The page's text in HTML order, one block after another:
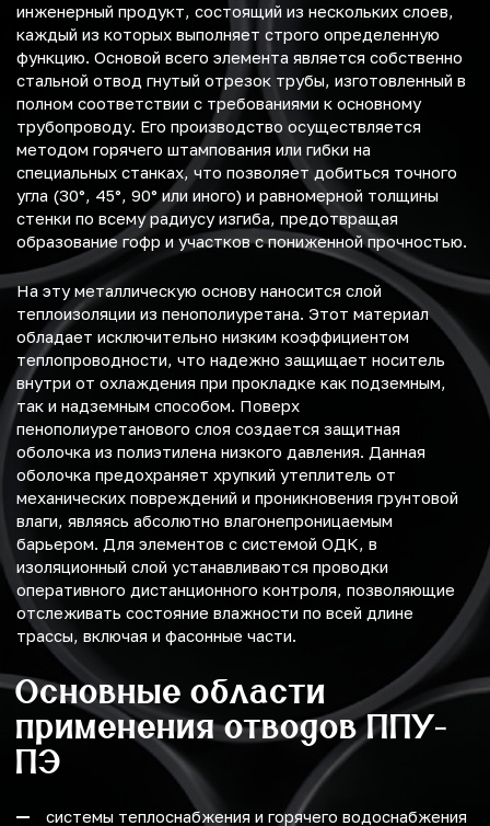
инженерный продукт, состоящий из нескольких слоев,
каждый из которых выполняет строго определенную
функцию. Основой всего элемента является собственно
стальной отвод гнутый отрезок трубы, изготовленный в
полном соответствии с требованиями к основному
трубопроводу. Его производство осуществляется
методом горячего штампования или гибки на
специальных станках, что позволяет добиться точного
угла (30°, 45°, 90° или иного) и равномерной толщины
стенки по всему радиусу изгиба, предотвращая
образование гофр и участков с пониженной прочностью.
На эту металлическую основу наносится слой
теплоизоляции из пенополиуретана. Этот материал
обладает исключительно низким коэффициентом
теплопроводности, что надежно защищает носитель
внутри от охлаждения при прокладке как подземным,
так и надземным способом. Поверх
пенополиуретанового слоя создается защитная
оболочка из полиэтилена низкого давления. Данная
оболочка предохраняет хрупкий утеплитель от
механических повреждений и проникновения грунтовой
влаги, являясь абсолютно влагонепроницаемым
барьером. Для элементов с системой ОДК, в
изоляционный слой устанавливаются проводки
оперативного дистанционного контроля, позволяющие
отслеживать состояние влажности по всей длине
трассы, включая и фасонные части.
Основные области
применения отводов ППУ-
ПЭ
системы теплоснабжения и горячего водоснабжения